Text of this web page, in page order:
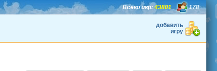
178
Всего игр:43801
добавить
игру